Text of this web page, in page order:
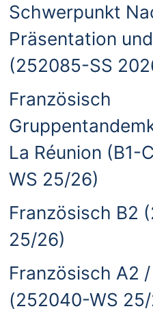
Schwerpunkt
Präsentation
(252085-SS
Französisch
La Réunion (B1-
WS 25/26)
Französisch B2
25/26)
Französisch A2
(252040-WS